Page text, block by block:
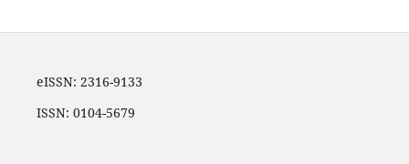
eISSN: 2316-9133
ISSN: 0104-5679